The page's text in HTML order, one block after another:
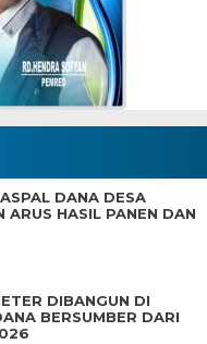
DANA DESA
ARUS HASIL PANEN DAN
DIBANGUN DI
BERSUMBER DARI